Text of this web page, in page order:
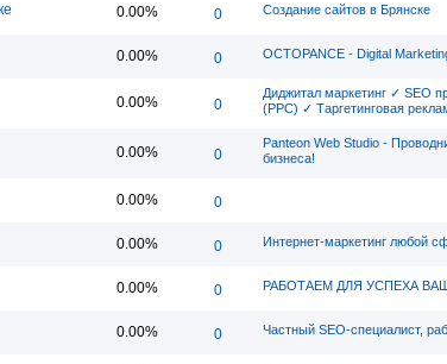
0.00% 0 Создание сайтов в Брянске
0.00% 0 OCTOPANCE - Digital
0.00% 0
Диджитал маркетинг ✓ SEO
(PPC) ✓ Таргетинговая
0.00% 0
Panteon Web Studio -
бизнеса!
0.00% 0
0.00% 0 Интернет-маркетинг любой
0.00% 0 РАБОТАЕМ ДЛЯ УСПЕХА
0.00% 0 Частный SEO-специалист,